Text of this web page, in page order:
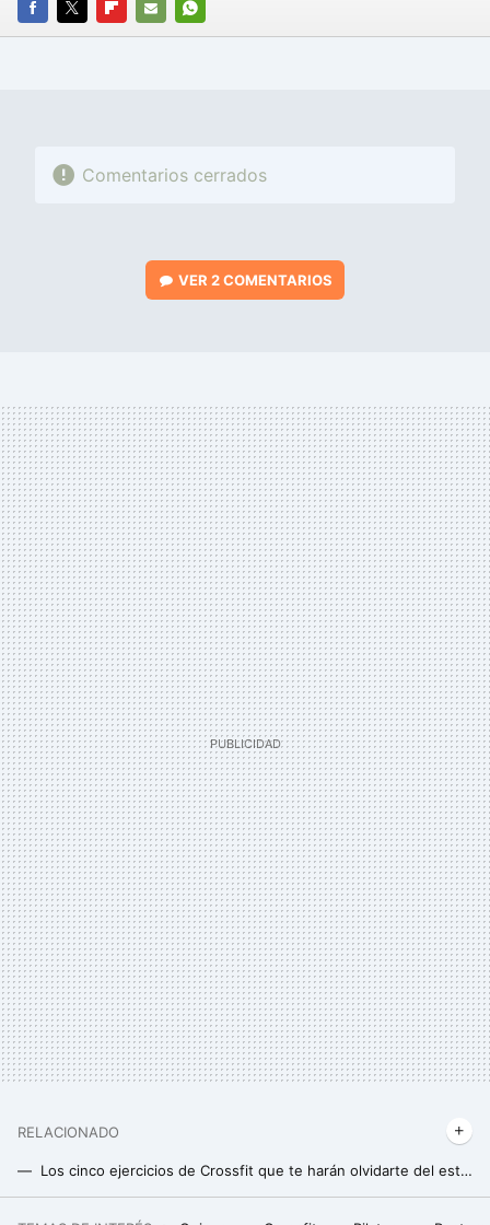
FACEBOOK
TWITTERFLIPBOARD
E-
WHATSAPP
Comentarios cerrados
VER2 COMENTARIOS
RELACIONADO
Los cinco ejercicios de Crossfit que te harán olvidarte del estrés y poner el foco en el momento presente